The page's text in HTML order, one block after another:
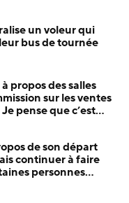
un voleur qui
bus de tournée
propos des salles
sur les ventes
pense que c’est
de son départ
continuer à faire
personnes